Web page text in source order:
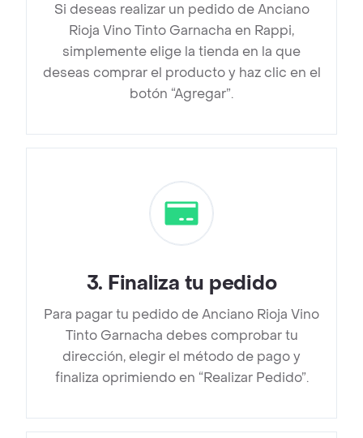
Si deseas realizar un pedido de Anciano
Rioja Vino Tinto Garnacha en Rappi,
simplemente elige la tienda en la que
deseas comprar el producto y haz clic en el
botón “Agregar”.
3. Finaliza tu pedido
Para pagar tu pedido de Anciano Rioja Vino
Tinto Garnacha debes comprobar tu
dirección, elegir el método de pago y
finaliza oprimiendo en “Realizar Pedido”.